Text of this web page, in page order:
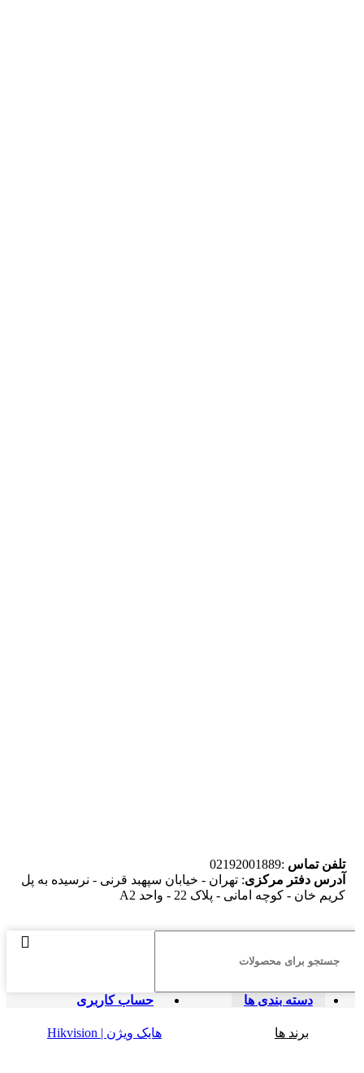
تلفن تماس:02192001889
آدرس دفتر مرکزی: تهران - خیابان سپهبد قرنی - نرسیده به پل
کریم خان - کوچه امانی - پلاک 22 - واحد A2
حساب کاربری دسته بندی ها
برند ها هایک ویژن | Hikvision